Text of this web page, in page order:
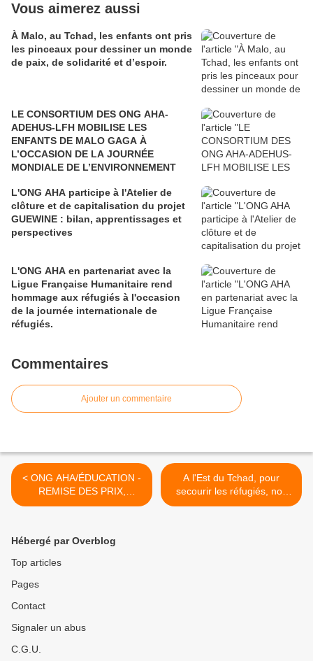
Vous aimerez aussi
À Malo, au Tchad, les enfants ont pris
les pinceaux pour dessiner un monde
de paix, de solidarité et d’espoir.
LE CONSORTIUM DES ONG AHA-
ADEHUS-LFH MOBILISE LES
ENFANTS DE MALO GAGA À
L’OCCASION DE LA JOURNÉE
MONDIALE DE L’ENVIRONNEMENT
L'ONG AHA participe à l'Atelier de
clôture et de capitalisation du projet
GUEWINE : bilan, apprentissages et
perspectives
L'ONG AHA en partenariat avec la
Ligue Française Humanitaire rend
hommage aux réfugiés à l'occasion
de la journée internationale de
réfugiés.
Commentaires
Ajouter un commentaire
< ONG AHA/ÉDUCATION -
REMISE DES PRIX,
DISTINCTIONS &
MATHÉMATIQUES
A l'Est du Tchad, pour
secourir les réfugiés, nos
équipes sont mixtes et
Hébergé par Overblog
Top articles
Pages
Contact
Signaler un abus
C.G.U.